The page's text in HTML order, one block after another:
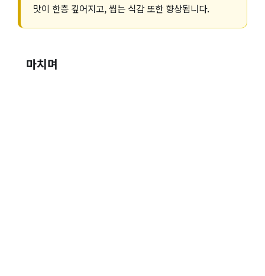
맛이 한층 깊어지고, 씹는 식감 또한 향상됩니다.
마치며